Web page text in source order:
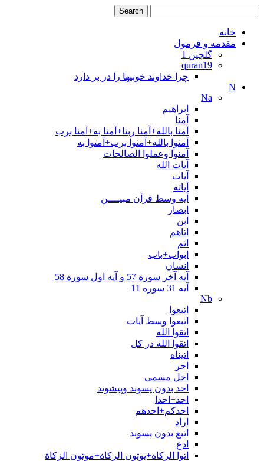
خانه
مقدمه و فرمول
گلچین 1
quran19
چرا خداوند خوبیها را در بر دارد
N
Na
ابراهیم
آمنا
آمنا بالله+آمنا ربنا+آمنا به+آمنا برب
آمنوا بالله+آمنوا برب+آمتوا به
آمنوا وعملوا الصالحات
آیات الله
آیات
آیاته
آیه وسط قرآن مبیــــن
ابصار
ابن
اتاهم
اثم
ابواب+باب
انسان
آیه آخر سوره 57 و آیه اول سوره 58
آیه 31 سوره 11
Nb
اتبعوا
اتبعوا وسط آیات
اتقوا الله
اتقوا الله در کل
اتیناه
اجر
اجل مسمی
احد بدون پسوند وپيشوند
احد+احدا
احدکم+احدهم
اراد
اتبع بدون پسوند
ادع
اتوا الزكاة+يوتون الزكاة+موتون الزكاة